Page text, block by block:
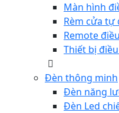
Màn hình
Rèm cửa tự
Remote
Thiết bị
Đèn thông minh
Đèn năng
Đèn Led